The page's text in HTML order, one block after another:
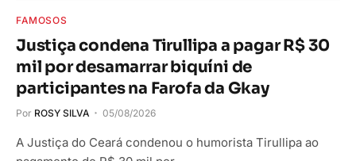
FAMOSOS
Justiça condena Tirullipa a pagar R$ 30
mil por desamarrar biquíni de
participantes na Farofa da Gkay
Por ROSY SILVA 05/08/2026
A Justiça do Ceará condenou o humorista Tirullipa ao